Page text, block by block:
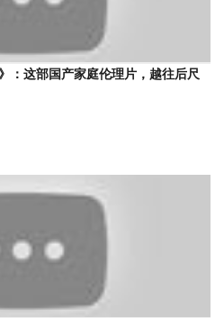
：这部国产家庭伦理片，越往后尺